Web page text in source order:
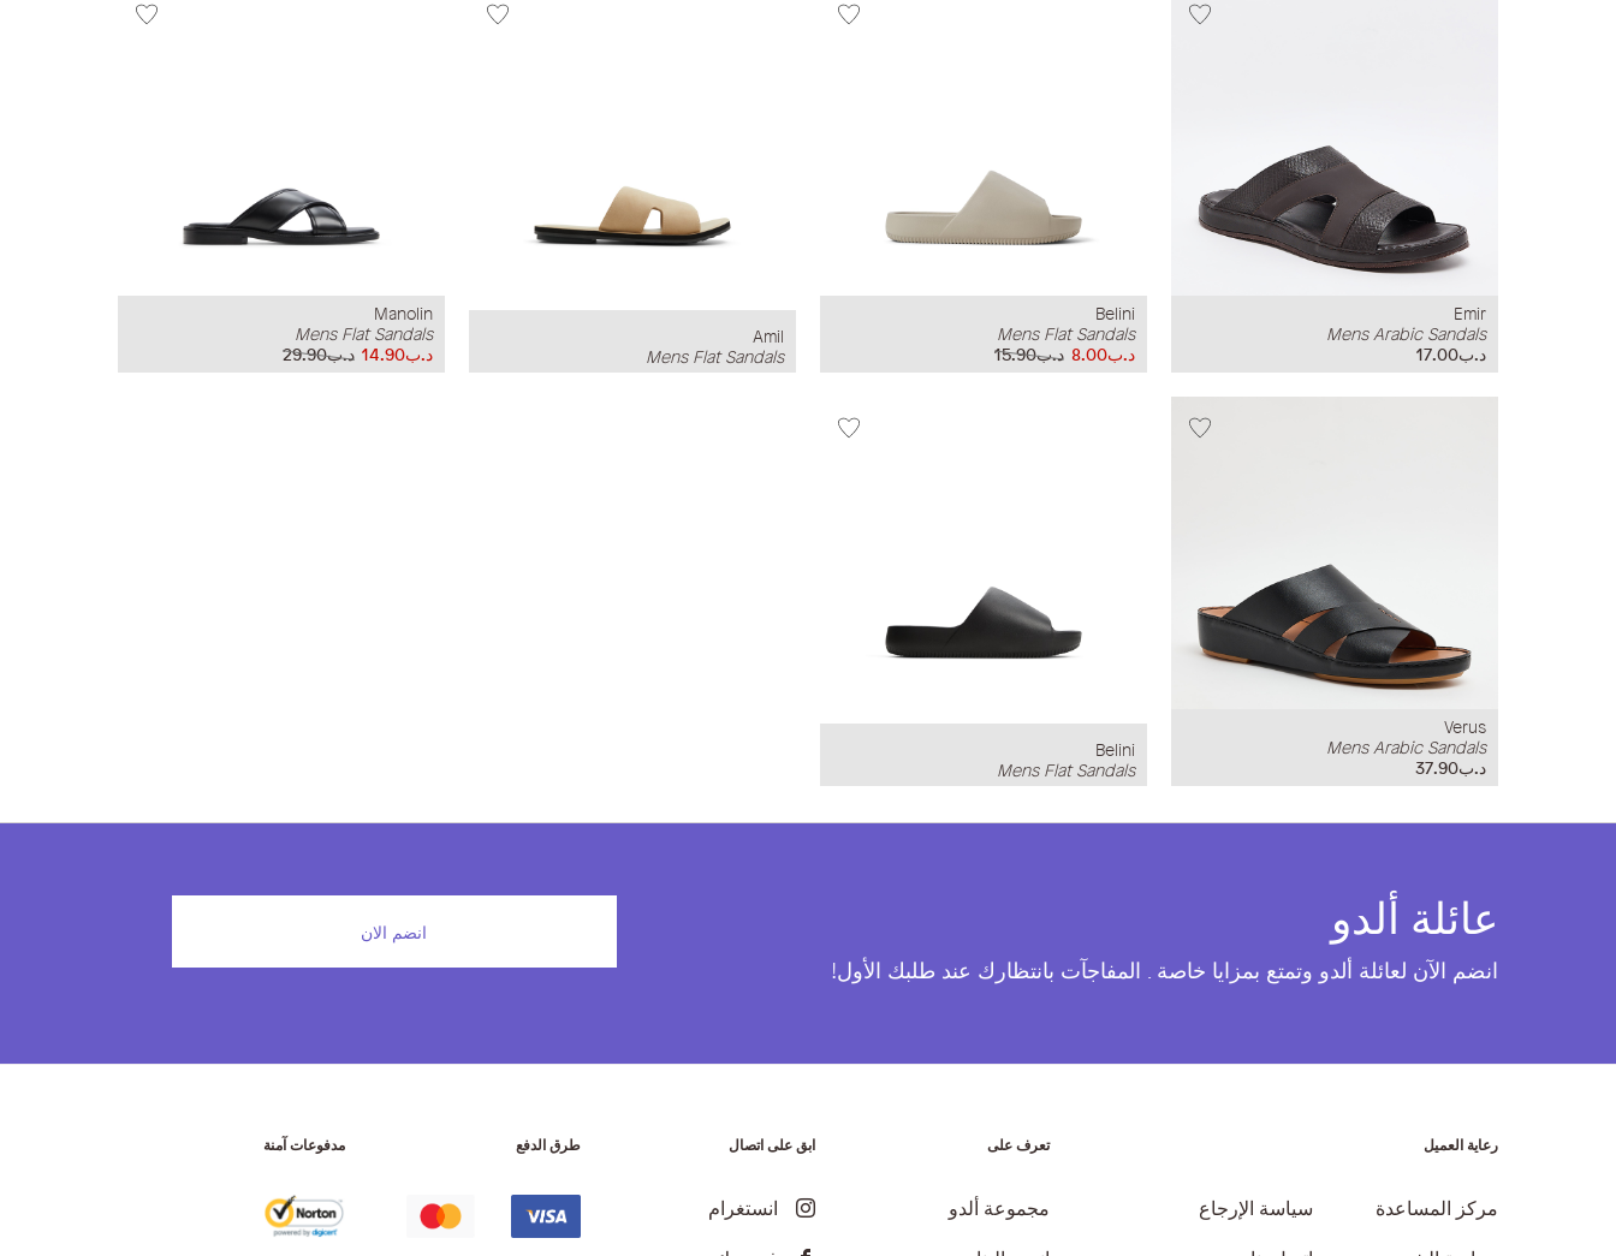
Emir
Mens Arabic Sandals
د.ب17.00
Belini
Mens Flat Sandals
د.ب15.90
د.ب8.00
Amil
Mens Flat Sandals
Manolin
Mens Flat Sandals
د.ب29.90
د.ب14.90
Verus
Mens Arabic Sandals
د.ب37.90
Belini
Mens Flat Sandals
عائلة ألدو
انضم الآن لعائلة ألدو وتمتع بمزايا خاصة . المفاجآت بانتظارك عند طلبك الأول!
انضم الان
رعاية العميل
مركز المساعدة
سياسة الإرجاع
تعرف على
مجموعة ألدو
ابق على اتصال
انستغرام
طرق الدفع مدفوعات آمنة